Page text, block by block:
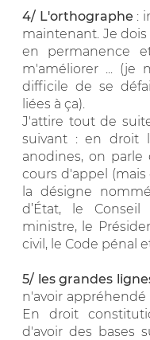
4/ L'orthographe :
maintenant. Je
en permanence
m'améliorer ... (je
difficile de se
liées à ça).
J'attire tout de
suivant : en droit
anodines, on parle
cours d'appel
la désigne
d’État, le
ministre, le
civil, le Code pénal
5/ les grandes
n'avoir appréhendé
En droit
d'avoir des bases